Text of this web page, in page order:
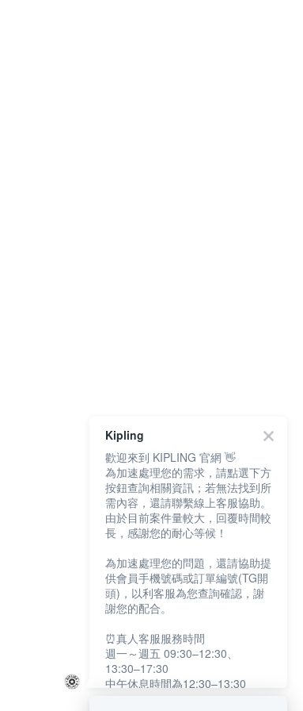
Kipling
歡迎來到 KIPLING 官網 👋
為加速處理您的需求，請點選下方
按鈕查詢相關資訊；若無法找到所
需內容，還請聯繫線上客服協助。
由於目前案件量較大，回覆時間較
長，感謝您的耐心等候！
為加速處理您的問題，還請協助提
供會員手機號碼或訂單編號(TG開
頭)，以利客服為您查詢確認，謝
謝您的配合。
⏰真人客服服務時間
週一～週五 09:30–12:30、
13:30–17:30
中午休息時間為12:30–13:30